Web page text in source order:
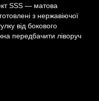
SSS — матова
з нержавіючої
від бокового
передбачити ліворуч